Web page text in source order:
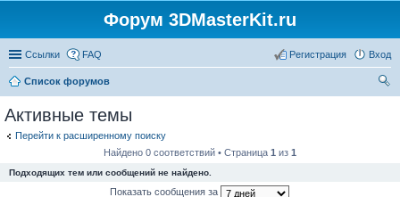
Форум 3DMasterKit.ru
Ссылки FAQ Вход
Регистрация
Список форумов
Активные темы
Перейти к расширенному поиску
Найдено 0 соответствий • Страница 1 из 1
Подходящих тем или сообщений не найдено.
Показать сообщения за